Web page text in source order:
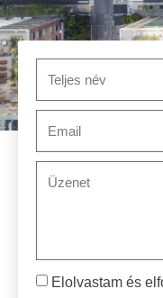
Elolvastam és